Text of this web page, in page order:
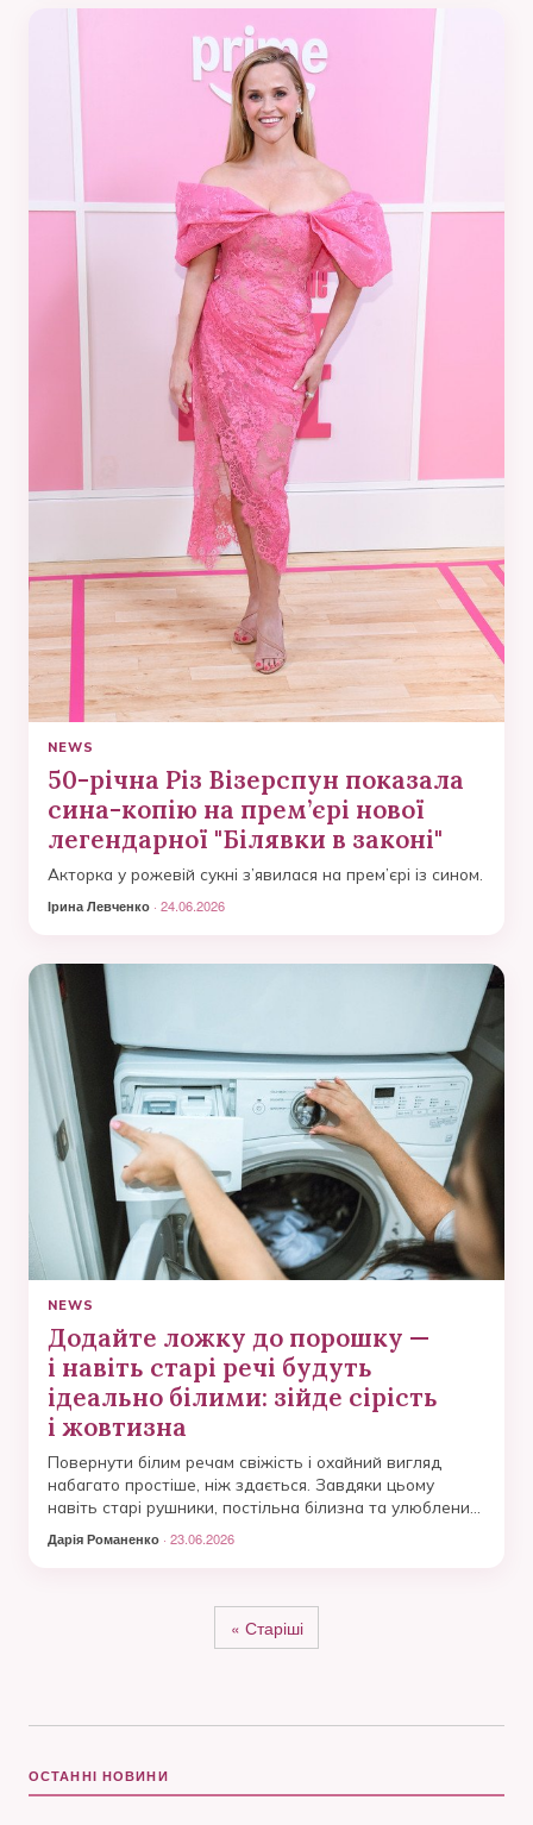
NEWS
50-річна Різ Візерспун показала
сина-копію на прем’єрі нової
легендарної "Білявки в законі"
Акторка у рожевій сукні з’явилася на прем’єрі із сином.
Ірина Левченко · 24.06.2026
NEWS
Додайте ложку до порошку —
і навіть старі речі будуть
ідеально білими: зійде сірість
і жовтизна
Повернути білим речам свіжість і охайний вигляд
набагато простіше, ніж здається. Завдяки цьому
навіть старі рушники, постільна білизна та улюблений
Дарія Романенко · 23.06.2026
« Старіші
ОСТАННІ НОВИНИ